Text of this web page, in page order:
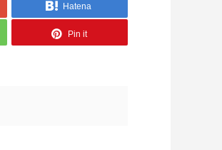
Hatena
Pin it